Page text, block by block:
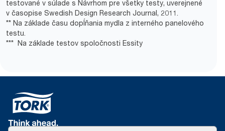
testované v súlade s Návrhom pre všetky testy, uverejnené
v časopise Swedish Design Research Journal, 2011.
** Na základe času dopĺňania mydla z interného panelového
testu.
*** Na základe testov spoločnosti Essity